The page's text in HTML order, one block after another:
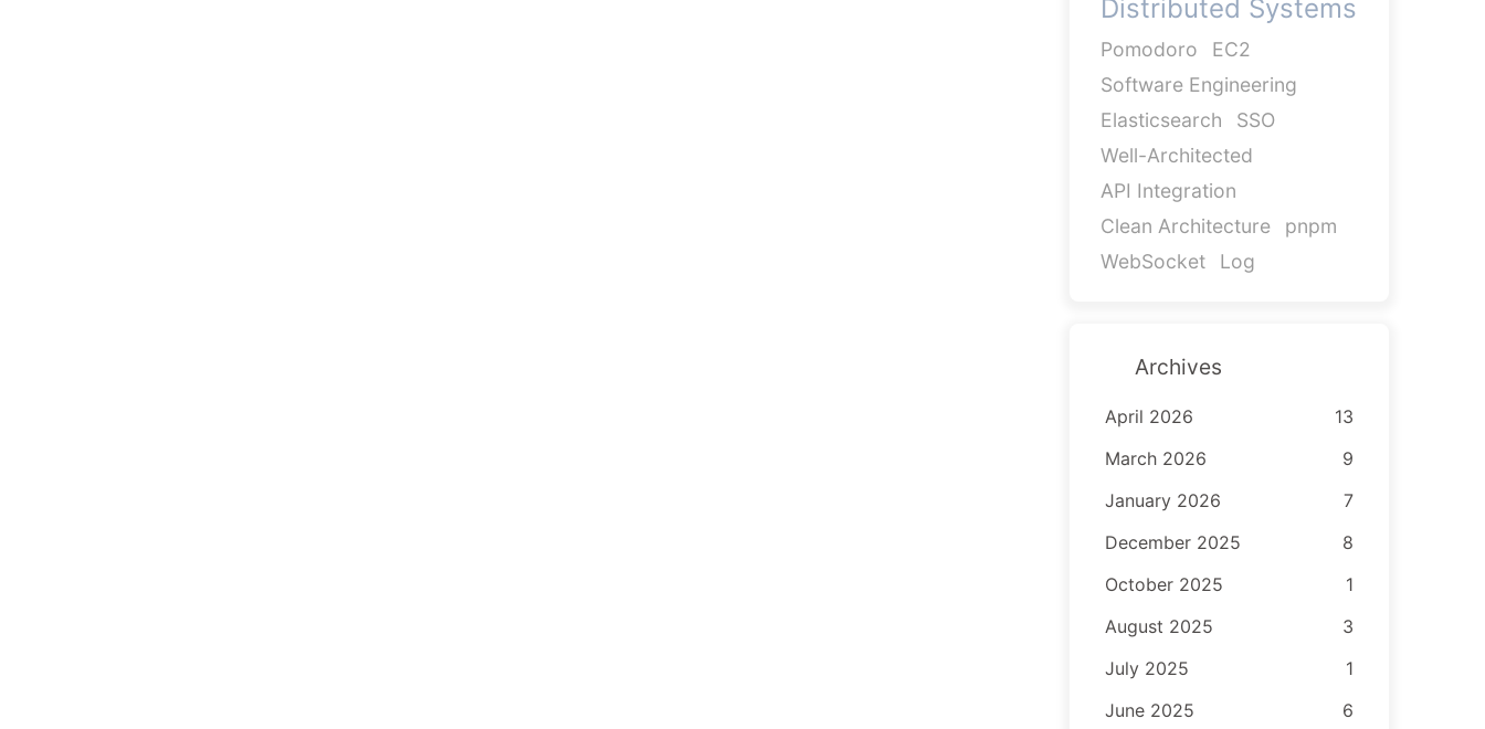
Distributed Systems
Pomodoro
EC2
Software Engineering
Elasticsearch
SSO
Well-Architected
API Integration
Clean Architecture
pnpm
WebSocket
Log
Archives
April 2026
13
March 2026
9
January 2026
7
December 2025
8
October 2025
1
August 2025
3
July 2025
1
June 2025
6